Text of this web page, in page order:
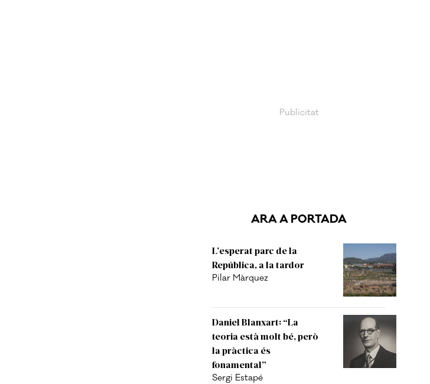
ARA A PORTADA
L’esperat parc de la
República, a la tardor
Pilar Màrquez
Daniel Blanxart: “La
teoria està molt bé, però
la pràctica és
fonamental”
Sergi Estapé